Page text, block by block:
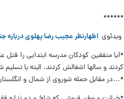
******
ویدئوی اظهارنظر عجیب رضا پهلوی درباره
*آیا متفقین کودکان مدرسه ابتدایی را قتل
کردند و سالها اشغالش کردند. البته با
*...در مقابل حمله شوروی از شمال و